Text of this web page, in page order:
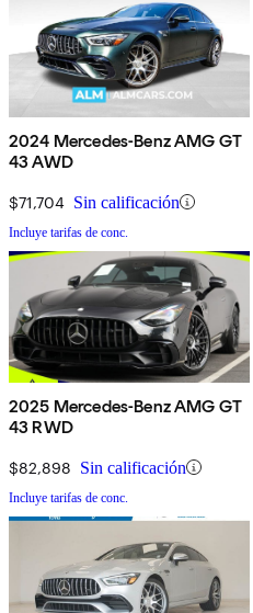
2024 Mercedes-Benz AMG GT
43 AWD
$71,704 Sin calificación
Incluye tarifas de conc.
2025 Mercedes-Benz AMG GT
43 RWD
$82,898 Sin calificación
Incluye tarifas de conc.